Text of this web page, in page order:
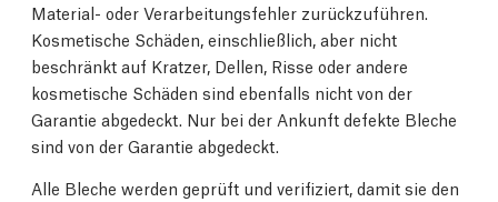
Material- oder Verarbeitungsfehler zurückzuführen.
Kosmetische Schäden, einschließlich, aber nicht
beschränkt auf Kratzer, Dellen, Risse oder andere
kosmetische Schäden sind ebenfalls nicht von der
Garantie abgedeckt. Nur bei der Ankunft defekte Bleche
sind von der Garantie abgedeckt.
Alle Bleche werden geprüft und verifiziert, damit sie den